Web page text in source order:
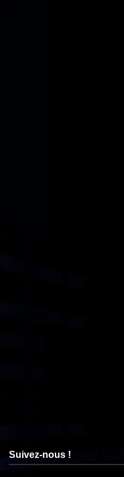
Suivez-nous !